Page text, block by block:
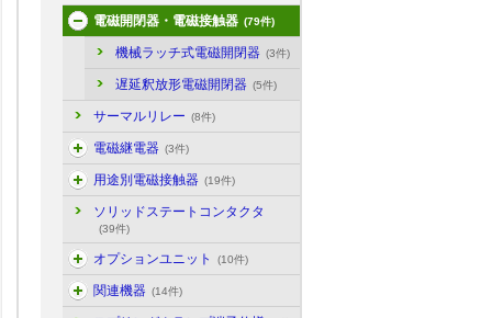
電磁開閉器・電磁接触器 (79件)
機械ラッチ式電磁開閉器 (3件)
遅延釈放形電磁開閉器 (5件)
サーマルリレー (8件)
電磁継電器 (3件)
用途別電磁接触器 (19件)
ソリッドステートコンタクタ
(39件)
オプションユニット (10件)
関連機器 (14件)